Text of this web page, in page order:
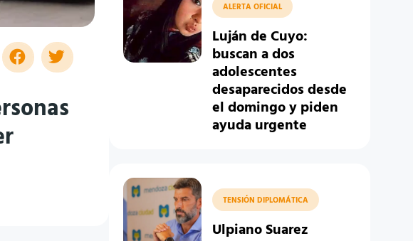
ALERTA OFICIAL
Luján de Cuyo:
buscan a dos
adolescentes
desaparecidos desde
el domingo y piden
ayuda urgente
TENSIÓN DIPLOMÁTICA
Ulpiano Suarez